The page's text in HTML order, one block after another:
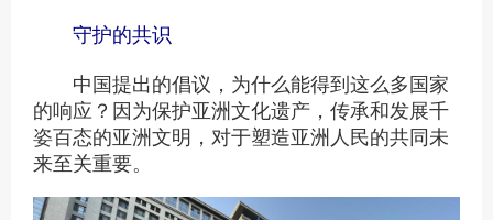
守护的共识
中国提出的倡议，为什么能得到这么多国家
的响应？因为保护亚洲文化遗产，传承和发展千
姿百态的亚洲文明，对于塑造亚洲人民的共同未
来至关重要。